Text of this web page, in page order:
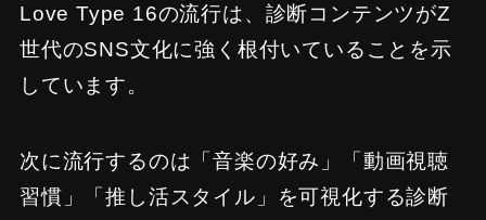
Love Type 16の流行は、診断コンテンツがZ
世代のSNS文化に強く根付いていることを示
しています。
次に流行するのは「音楽の好み」「動画視聴
習慣」「推し活スタイル」を可視化する診断